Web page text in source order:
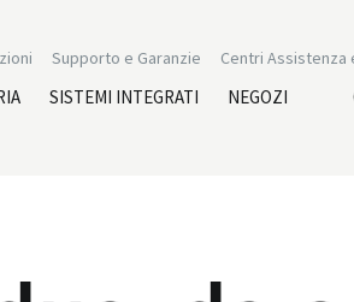
Centri Assistenza
Supporto e Garanzie
SISTEMI INTEGRATI NEGOZI